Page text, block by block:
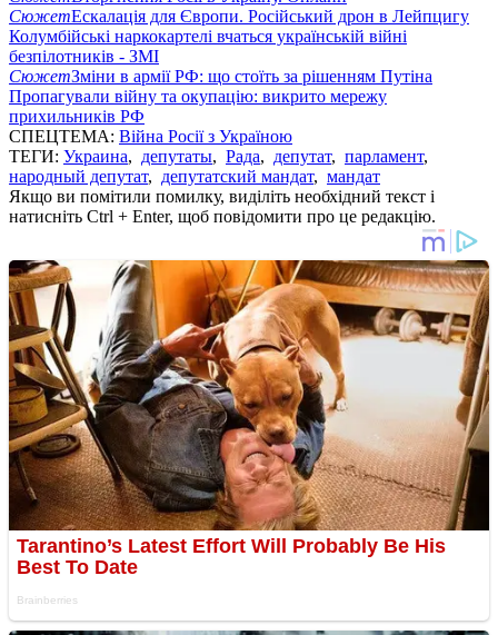
СюжетЕскалація для Європи. Російський дрон в Лейпцигу
Колумбійські наркокартелі вчаться українській війні
безпілотників - ЗМІ
СюжетЗміни в армії РФ: що стоїть за рішенням Путіна
Пропагували війну та окупацію: викрито мережу
прихильників РФ
СПЕЦТЕМА: Війна Росії з Україною
ТЕГИ: Украина, депутаты, Рада, депутат, парламент,
народный депутат, депутатский мандат, мандат
Якщо ви помітили помилку, виділіть необхідний текст і
натисніть Ctrl + Enter, щоб повідомити про це редакцію.